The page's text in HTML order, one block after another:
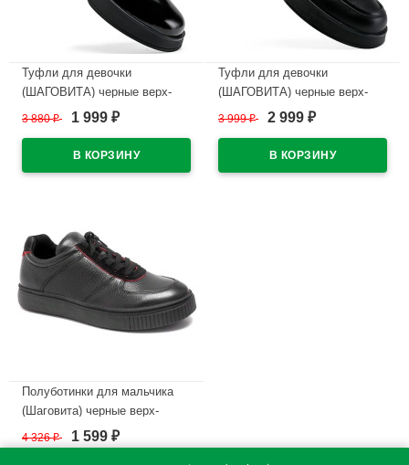
Туфли для девочки
(ШАГОВИТА) черные верх-
натуральная кожа лак
размерный ряд 33-37
арт.23КФ 63004
3 880₽ 1 999 ₽
Туфли для девочки
(ШАГОВИТА) черные верх-
натуральная кожа подкладка-
ряд 36-40 арт.23КФ 93001
3 999₽ 2 999 ₽
Полуботинки для мальчика
(Шаговита) черные верх-
натуральная кожа подкладка-
натуральная кожа артикул
4 326₽ 1 599 ₽